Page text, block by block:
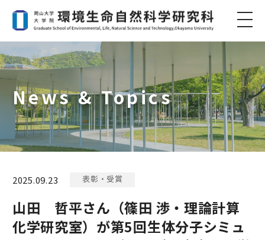
News & Topics
2025.09.23 表彰・受賞
山田 哲平さん（篠田 渉・理論計算
化学研究室）が第5回生体分子シミュ